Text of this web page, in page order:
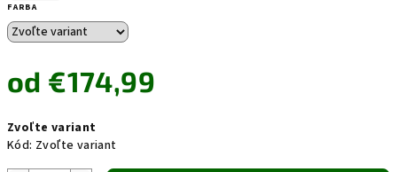
FARBA
od €174,99
cena:
Zvoľte variant
Kód: Zvoľte variant